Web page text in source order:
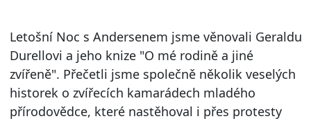
Letošní Noc s Andersenem jsme věnovali Geraldu
Durellovi a jeho knize "O mé rodině a jiné
zvířeně". Přečetli jsme společně několik veselých
historek o zvířecích kamarádech mladého
přírodovědce, které nastěhoval i přes protesty